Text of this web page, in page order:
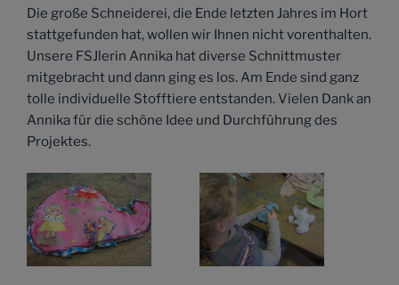
Die große Schneiderei, die Ende letzten Jahres im Hort
stattgefunden hat, wollen wir Ihnen nicht vorenthalten.
Unsere FSJlerin Annika hat diverse Schnittmuster
mitgebracht und dann ging es los. Am Ende sind ganz
tolle individuelle Stofftiere entstanden. Vielen Dank an
Annika für die schöne Idee und Durchführung des
Projektes.